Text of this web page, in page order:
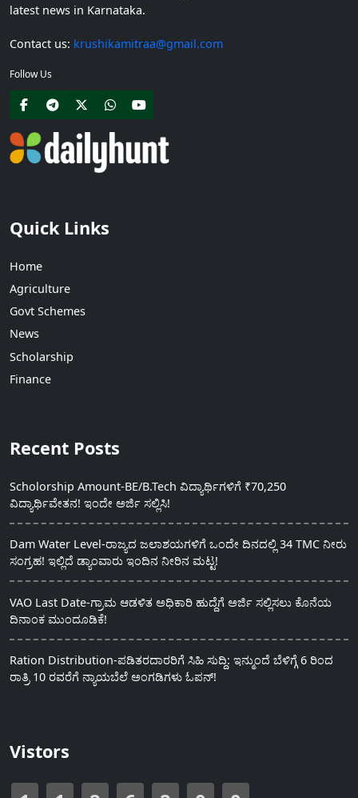
latest news in Karnataka.
Contact us: krushikamitraa@gmail.com
Follow Us
Quick Links
Home
Agriculture
Govt Schemes
News
Scholarship
Finance
Recent Posts
Scholorship Amount-BE/B.Tech ವಿದ್ಯಾರ್ಥಿಗಳಿಗೆ ₹70,250
ವಿದ್ಯಾರ್ಥಿವೇತನ! ಇಂದೇ ಅರ್ಜಿ ಸಲ್ಲಿಸಿ!
Dam Water Level-ರಾಜ್ಯದ ಜಲಾಶಯಗಳಿಗೆ ಒಂದೇ ದಿನದಲ್ಲಿ 34 TMC ನೀರು
ಸಂಗ್ರಹ! ಇಲ್ಲಿದೆ ಡ್ಯಾಂವಾರು ಇಂದಿನ ನೀರಿನ ಮಟ್ಟ!
VAO Last Date-ಗ್ರಾಮ ಆಡಳಿತ ಅಧಿಕಾರಿ ಹುದ್ದೆಗೆ ಅರ್ಜಿ ಸಲ್ಲಿಸಲು ಕೊನೆಯ
ದಿನಾಂಕ ಮುಂದೂಡಿಕೆ!
Ration Distribution-ಪಡಿತರದಾರರಿಗೆ ಸಿಹಿ ಸುದ್ದಿ: ಇನ್ಮುಂದೆ ಬೆಳಿಗ್ಗೆ 6 ರಿಂದ
ರಾತ್ರಿ 10 ರವರೆಗೆ ನ್ಯಾಯಬೆಲೆ ಅಂಗಡಿಗಳು ಓಪನ್!
Vistors